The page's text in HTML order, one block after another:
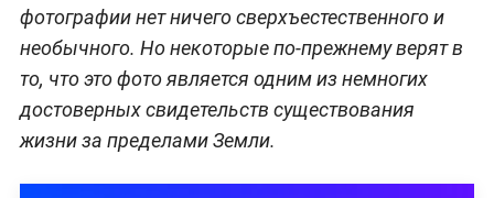
фотографии нет ничего сверхъестественного и
необычного. Но некоторые по-прежнему верят в
то, что это фото является одним из немногих
достоверных свидетельств существования
жизни за пределами Земли.